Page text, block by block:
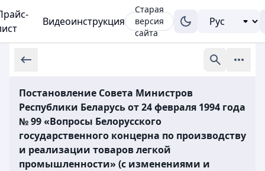
Видеоинструкция
Старая
версия
сайта
Постановление Совета Министров
Республики Беларусь от 24 февраля 1994 года
№ 99 «Вопросы Белорусского
государственного концерна по производству
и реализации товаров легкой
промышленности» (с изменениями и